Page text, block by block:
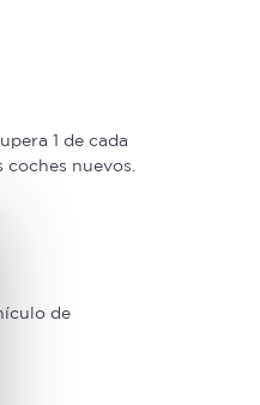
1 de cada
nuevos.
de